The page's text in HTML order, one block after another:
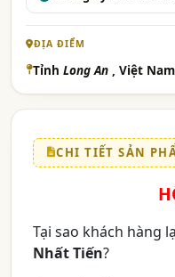
ĐỊA ĐIỂM
Tỉnh Long An , Việt Nam
CHI TIẾT SẢN
Tại sao khách hàng
Nhất Tiến?